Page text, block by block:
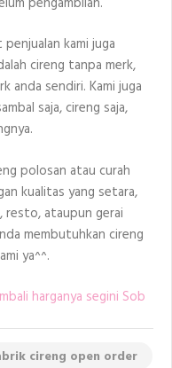
kami juga
cireng tanpa merk,
anda sendiri. Kami juga
saja, cireng saja,
polosan atau curah
kualitas yang setara,
resto, ataupun gerai
membutuhkan cireng
ya^^.
harganya segini Sob
cireng open order